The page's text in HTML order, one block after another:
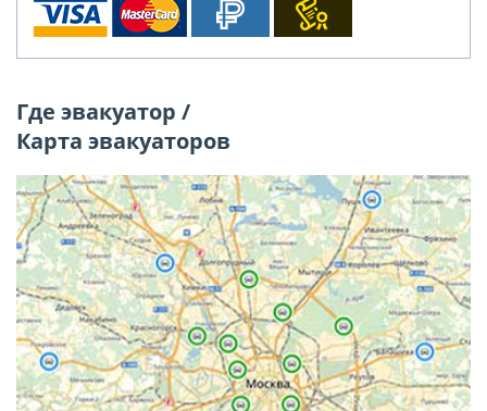
Где эвакуатор /
Карта эвакуаторов